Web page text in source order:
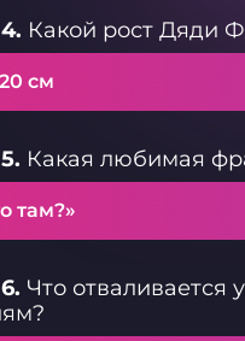
Какой рост Дяди
см
Какая любимая
там?»
Что отваливается